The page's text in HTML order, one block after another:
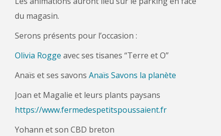
du magasin.
Serons présents pour l’occasion :
Olivia Rogge avec ses tisanes “Terre et O”
Anaïs et ses savons Anaïs Savons la planète
Joan et Magalie et leurs plants paysans
https://www.fermedespetitspoussaient.fr
Yohann et son CBD breton